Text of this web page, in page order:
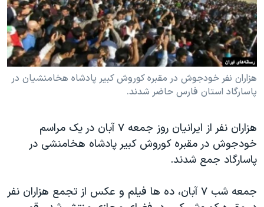
فرهنگ و زندگی
حقوق شهروندی
اقتصادی
علم و فناوری
اسرائیل در جنگ
آرشیو پخش زنده
مستندها
انتخابات ریاست جمهوری آمریکا ۲۰۲۴
حمله جمهوری اسلامی به اسرائیل
رمز مهسا
ورزش زنان در ایران
مجموعه مستندهای دادخواهی
تریبونال مردمی آبان ۹۸
چهل سال گروگان‌گیری
دنبال کنید
زبانهای مختلف
هزاران نفر خودجوش در مقبره کوروش کبیر پادشاه هخامنشیان در
پاسارگاد استان فارس حاضر شدند.
هزاران نفر از ایرانیان روز جمعه ۷ آبان در یک مراسم
خودجوش در مقبره کوروش کبیر پادشاه هخامنشی در
پاسارگاد جمع شدند.
جمعه شب ۷ آبان، ده ها فیلم و عکس از تجمع هزاران نفر